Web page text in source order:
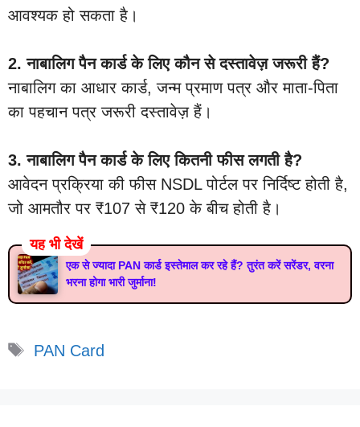
आवश्यक हो सकता है।
2. नाबालिग पैन कार्ड के लिए कौन से दस्तावेज़ जरूरी हैं?
नाबालिग का आधार कार्ड, जन्म प्रमाण पत्र और माता-पिता
का पहचान पत्र जरूरी दस्तावेज़ हैं।
3. नाबालिग पैन कार्ड के लिए कितनी फीस लगती है?
आवेदन प्रक्रिया की फीस NSDL पोर्टल पर निर्दिष्ट होती है,
जो आमतौर पर ₹107 से ₹120 के बीच होती है।
यह भी देखें
एक से ज्यादा PAN कार्ड इस्तेमाल कर रहे हैं? तुरंत करें सरेंडर, वरना
भरना होगा भारी जुर्माना!
Tags
PAN Card